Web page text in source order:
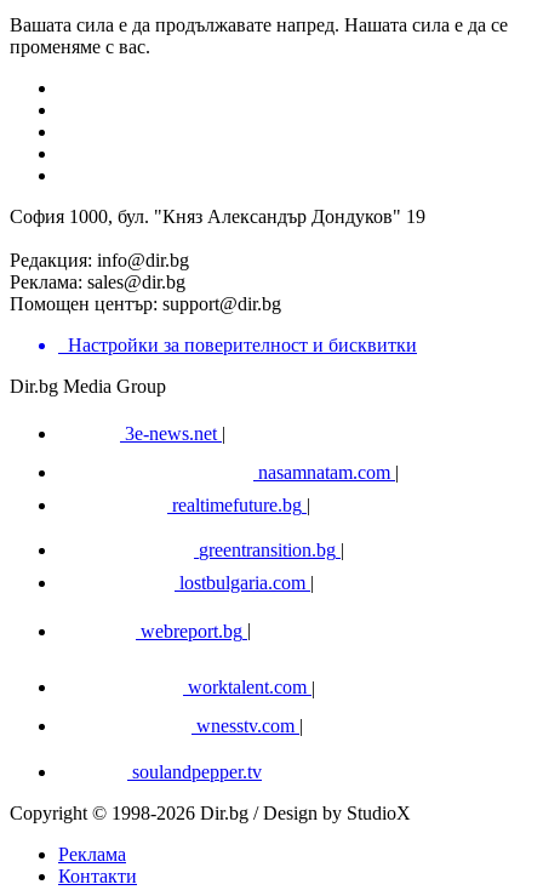
Вашата сила е да продължавате напред. Нашата сила е да се
променяме с вас.
София 1000, бул. "Княз Александър Дондуков" 19
Редакция: info@dir.bg
Реклама: sales@dir.bg
Помощен център: support@dir.bg
Настройки за поверителност и бисквитки
Dir.bg Media Group
3e-news.net |
nasamnatam.com |
realtimefuture.bg |
greentransition.bg |
lostbulgaria.com |
webreport.bg
worktalent.com |
wnesstv.com |
soulandpepper.tv
Copyright © 1998-2026 Dir.bg / Design by StudioX
Реклама
Контакти